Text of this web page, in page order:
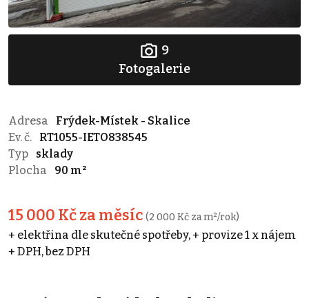
9
Fotogalerie
Adresa
Frýdek-Místek - Skalice
Ev. č.
RT1055-IETO838545
Typ
sklady
Plocha
90 m²
15 000 Kč za měsíc (2 000 Kč za m²/rok)
+ elektřina dle skutečné spotřeby, + provize 1 x nájem
+ DPH, bez DPH